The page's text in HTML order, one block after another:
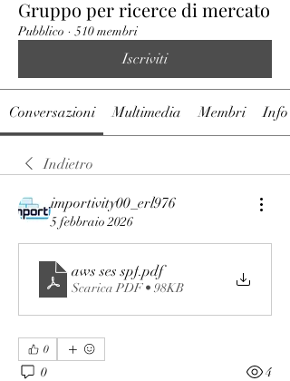
Gruppo per ricerce di mercato
Pubblico · 510 membri
Iscriviti
Conversazioni Multimedia Membri Info
Indietro
importivity00_erl976
5 febbraio 2026
aws ses spf.pdf
Scarica PDF • 98KB
0
0 4